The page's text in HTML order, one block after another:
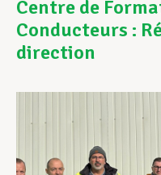
Vos droits
Centre de
Conducteurs :
direction